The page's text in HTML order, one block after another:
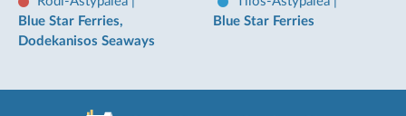
Blue Star Ferries,
Dodekanisos Seaways
Blue Star Ferries